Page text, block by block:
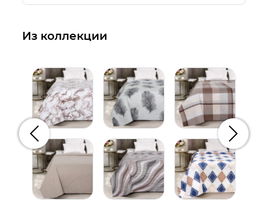
Из коллекции
Предыдущий